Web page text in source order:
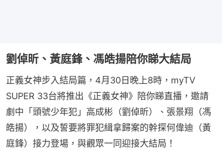
劉倬昕、黃庭鋒、馮皓揚陪你睇大結局
正義女神步入結局篇，4月30日晚上8時，myTV
SUPER 33台將推出《正義女神》陪你睇直播，邀請
劇中「頭號少年犯」高成彬（劉倬昕）、張景翔（馮
皓揚），以及誓要將罪犯緝拿歸案的幹探何偉迪（黃
庭鋒）接力登場，與觀眾一同迎接大結局！